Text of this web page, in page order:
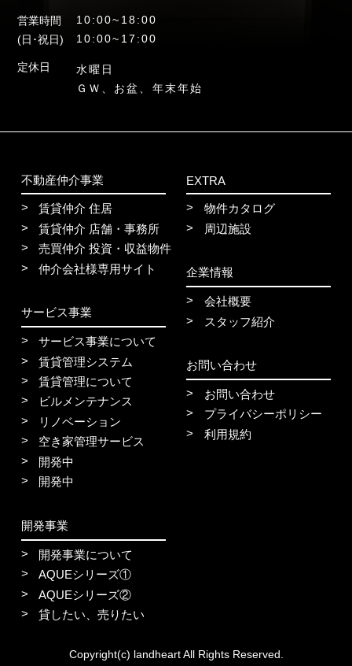
営業時間
10:00~18:00
(日･祝日)
10:00~17:00
定休日
水曜日
ＧＷ、お盆、年末年始
不動産仲介事業
賃貸仲介 住居
賃貸仲介 店舗・事務所
売買仲介 投資・収益物件
仲介会社様専用サイト
サービス事業
サービス事業について
賃貸管理システム
賃貸管理について
ビルメンテナンス
リノベーション
空き家管理サービス
開発中
開発中
開発事業
開発事業について
AQUEシリーズ①
AQUEシリーズ②
貸したい、売りたい
EXTRA
物件カタログ
周辺施設
企業情報
会社概要
スタッフ紹介
お問い合わせ
お問い合わせ
プライバシーポリシー
利用規約
Copyright(c) landheart All Rights Reserved.